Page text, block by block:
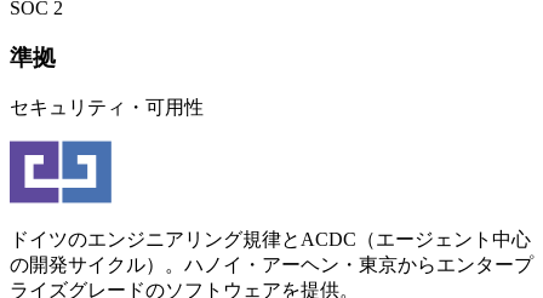
SOC 2
準拠
セキュリティ・可用性
ドイツのエンジニアリング規律とACDC（エージェント中心
の開発サイクル）。ハノイ・アーヘン・東京からエンタープ
ライズグレードのソフトウェアを提供。